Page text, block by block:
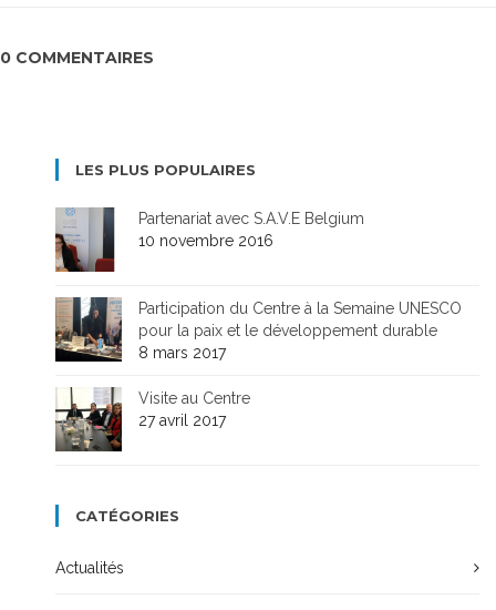
0 COMMENTAIRES
LES PLUS POPULAIRES
Partenariat avec S.A.V.E Belgium
10 novembre 2016
Participation du Centre à la Semaine UNESCO
pour la paix et le développement durable
8 mars 2017
Visite au Centre
27 avril 2017
CATÉGORIES
Actualités